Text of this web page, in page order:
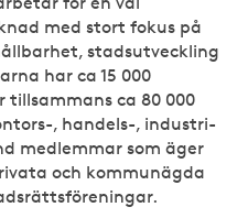
med stort fokus på
stadsutveckling
har ca 15 000
tillsammans ca 80 000
, handels-, industri-
medlemmar som äger
och kommunägda